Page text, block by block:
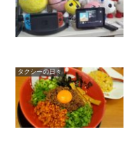
タクシーの日々